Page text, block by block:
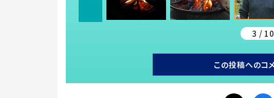
3 / 10
この投稿へのコ